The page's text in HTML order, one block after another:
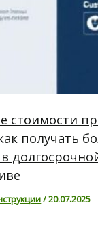
стоимости
получать
/20.07.2025